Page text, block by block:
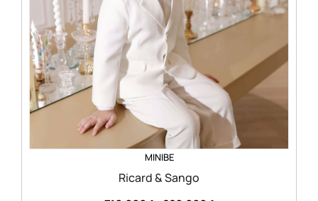
MINIBE
Ricard & Sango